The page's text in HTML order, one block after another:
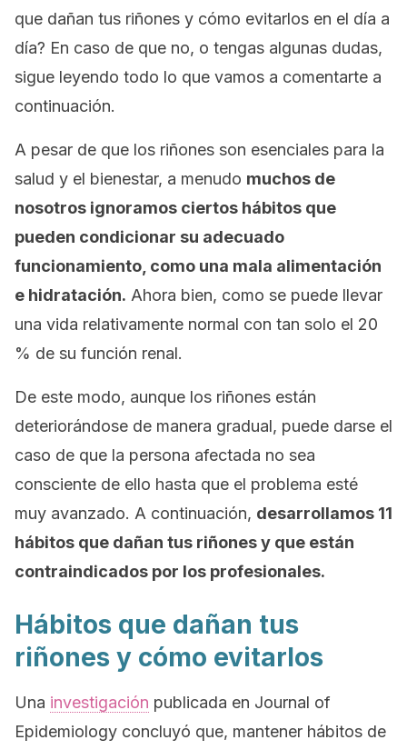
que dañan tus riñones y cómo evitarlos en el día a
día? En caso de que no, o tengas algunas dudas,
sigue leyendo todo lo que vamos a comentarte a
continuación.
A pesar de que los riñones son esenciales para la
salud y el bienestar, a menudo muchos de
nosotros ignoramos ciertos hábitos que
pueden condicionar su adecuado
funcionamiento, como una mala alimentación
e hidratación. Ahora bien, como se puede llevar
una vida relativamente normal con tan solo el 20
% de su función renal.
De este modo, aunque los riñones están
deteriorándose de manera gradual, puede darse el
caso de que la persona afectada no sea
consciente de ello hasta que el problema esté
muy avanzado. A continuación, desarrollamos 11
hábitos que dañan tus riñones y que están
contraindicados por los profesionales.
Hábitos que dañan tus
riñones y cómo evitarlos
Una investigación publicada en Journal of
Epidemiology concluyó que, mantener hábitos de